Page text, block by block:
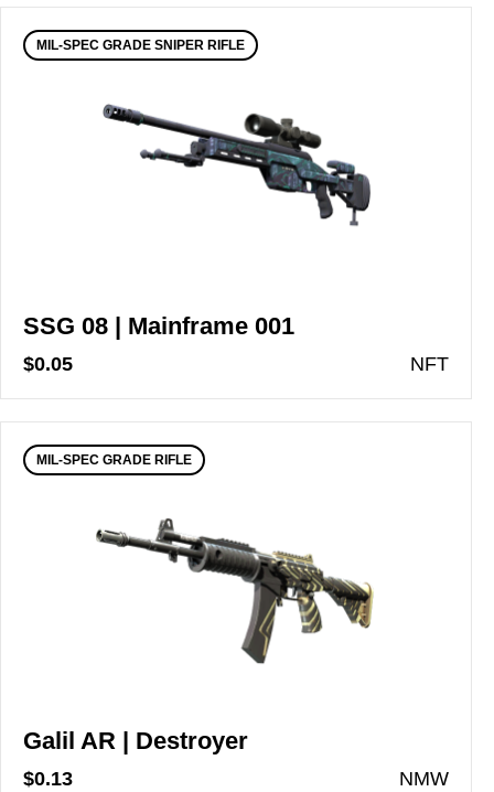
MIL-SPEC GRADE SNIPER RIFLE
SSG 08 | Mainframe 001
$0.05 NFT
MIL-SPEC GRADE RIFLE
Galil AR | Destroyer
$0.13 NMW